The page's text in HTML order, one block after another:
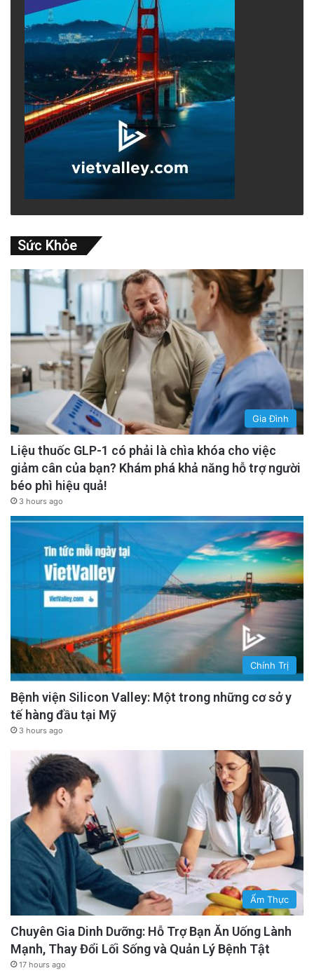
Sức Khỏe
Gia Đình
Liệu thuốc GLP-1 có phải là chìa khóa cho việc
giảm cân của bạn? Khám phá khả năng hỗ trợ người
béo phì hiệu quả!
3 hours ago
Chính Trị
Bệnh viện Silicon Valley: Một trong những cơ sở y
tế hàng đầu tại Mỹ
3 hours ago
Ẩm Thực
Chuyên Gia Dinh Dưỡng: Hỗ Trợ Bạn Ăn Uống Lành
Mạnh, Thay Đổi Lối Sống và Quản Lý Bệnh Tật
17 hours ago